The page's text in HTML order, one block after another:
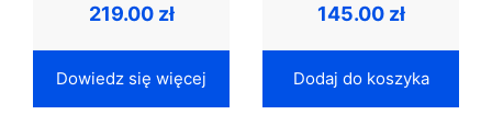
219.00 zł
Dowiedz się więcej
145.00 zł
Dodaj do koszyka